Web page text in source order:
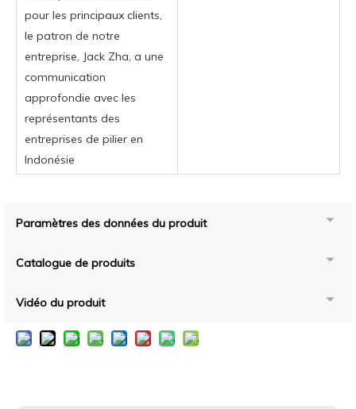
pour les principaux clients,
le patron de notre
entreprise, Jack Zha, a une
communication
approfondie avec les
représentants des
entreprises de pilier en
Indonésie
Paramètres des données du produit
Catalogue de produits
Vidéo du produit